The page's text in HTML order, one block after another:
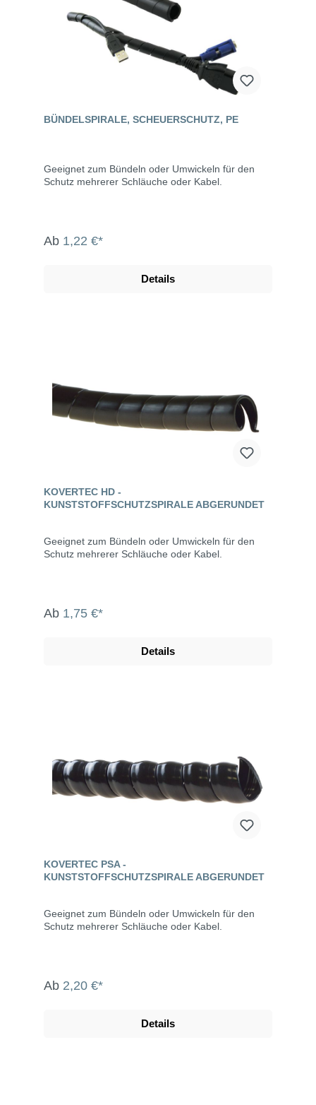
BÜNDELSPIRALE, SCHEUERSCHUTZ, PE
Geeignet zum Bündeln oder Umwickeln für den
Schutz mehrerer Schläuche oder Kabel.
Ab 1,22 €*
Details
KOVERTEC HD -
KUNSTSTOFFSCHUTZSPIRALE ABGERUNDET
Geeignet zum Bündeln oder Umwickeln für den
Schutz mehrerer Schläuche oder Kabel.
Ab 1,75 €*
Details
KOVERTEC PSA -
KUNSTSTOFFSCHUTZSPIRALE ABGERUNDET
Geeignet zum Bündeln oder Umwickeln für den
Schutz mehrerer Schläuche oder Kabel.
Ab 2,20 €*
Details